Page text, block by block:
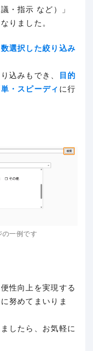
・指示 など）」
りました。
選択した絞り込み
込みもでき、
目的
・スピーディ に行
一例です
性向上を実現する
努めてまいりま
したら、お気軽に